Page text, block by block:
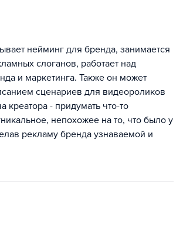
нейминг для бренда, занимается
слоганов, работает над
и маркетинга. Также он может
сценариев для видеороликов
креатора - придумать что-то
непохожее на то, что было у
рекламу бренда узнаваемой и